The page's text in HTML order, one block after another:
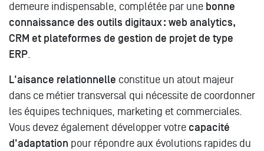
demeure indispensable, complétée par une bonne
connaissance des outils digitaux : web analytics,
CRM et plateformes de gestion de projet de type
ERP.
L'aisance relationnelle constitue un atout majeur
dans ce métier transversal qui nécessite de coordonner
les équipes techniques, marketing et commerciales.
Vous devez également développer votre capacité
d'adaptation pour répondre aux évolutions rapides du